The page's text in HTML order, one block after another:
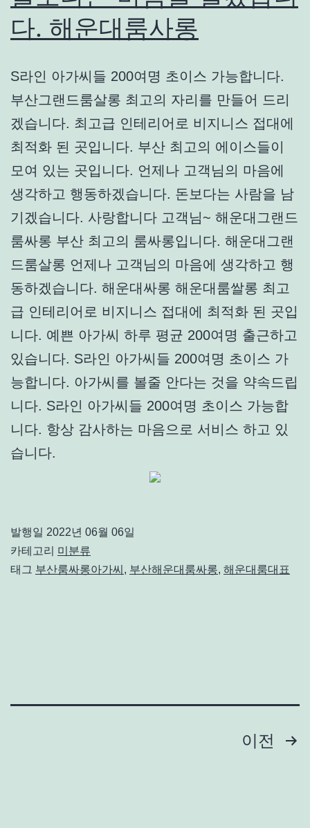
다. 해운대룸사롱
S라인 아가씨들 200여명 초이스 가능합니다.
부산그랜드룸살롱 최고의 자리를 만들어 드리
겠습니다. 최고급 인테리어로 비지니스 접대에
최적화 된 곳입니다. 부산 최고의 에이스들이
모여 있는 곳입니다. 언제나 고객님의 마음에
생각하고 행동하겠습니다. 돈보다는 사람을 남
기겠습니다. 사랑합니다 고객님~ 해운대그랜드
룸싸롱 부산 최고의 룸싸롱입니다. 해운대그랜
드룸살롱 언제나 고객님의 마음에 생각하고 행
동하겠습니다. 해운대싸롱 해운대룸쌀롱 최고
급 인테리어로 비지니스 접대에 최적화 된 곳입
니다. 예쁜 아가씨 하루 평균 200여명 출근하고
있습니다. S라인 아가씨들 200여명 초이스 가
능합니다. 아가씨를 볼줄 안다는 것을 약속드립
니다. S라인 아가씨들 200여명 초이스 가능합
니다. 항상 감사하는 마음으로 서비스 하고 있
습니다.
발행일 2022년 06월 06일
카테고리 미분류
태그 부산룸싸롱아가씨 , 부산해운대룸싸롱, 해운대룸대표
이전